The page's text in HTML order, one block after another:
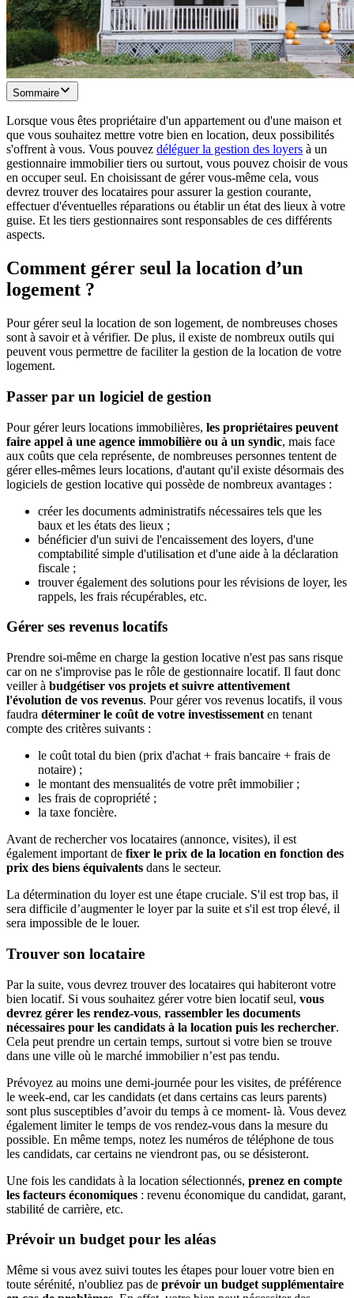
Sommaire
Lorsque vous êtes propriétaire d'un appartement ou d'une maison et
que vous souhaitez mettre votre bien en location, deux possibilités
s'offrent à vous. Vous pouvez déléguer la gestion des loyers à un
gestionnaire immobilier tiers ou surtout, vous pouvez choisir de vous
en occuper seul. En choisissant de gérer vous-même cela, vous
devrez trouver des locataires pour assurer la gestion courante,
effectuer d'éventuelles réparations ou établir un état des lieux à votre
guise. Et les tiers gestionnaires sont responsables de ces différents
aspects.
Comment gérer seul la location d’un
logement ?
Pour gérer seul la location de son logement, de nombreuses choses
sont à savoir et à vérifier. De plus, il existe de nombreux outils qui
peuvent vous permettre de faciliter la gestion de la location de votre
logement.
Passer par un logiciel de gestion
Pour gérer leurs locations immobilières, les propriétaires peuvent
faire appel à une agence immobilière ou à un syndic, mais face
aux coûts que cela représente, de nombreuses personnes tentent de
gérer elles-mêmes leurs locations, d'autant qu'il existe désormais des
logiciels de gestion locative qui possède de nombreux avantages :
créer les documents administratifs nécessaires tels que les
baux et les états des lieux ;
bénéficier d'un suivi de l'encaissement des loyers, d'une
comptabilité simple d'utilisation et d'une aide à la déclaration
fiscale ;
trouver également des solutions pour les révisions de loyer, les
rappels, les frais récupérables, etc.
Gérer ses revenus locatifs
Prendre soi-même en charge la gestion locative n'est pas sans risque
car on ne s'improvise pas le rôle de gestionnaire locatif. Il faut donc
veiller à budgétiser vos projets et suivre attentivement
l'évolution de vos revenus. Pour gérer vos revenus locatifs, il vous
faudra déterminer le coût de votre investissement en tenant
compte des critères suivants :
le coût total du bien (prix d'achat + frais bancaire + frais de
notaire) ;
le montant des mensualités de votre prêt immobilier ;
les frais de copropriété ;
la taxe foncière.
Avant de rechercher vos locataires (annonce, visites), il est
également important de fixer le prix de la location en fonction des
prix des biens équivalents dans le secteur.
La détermination du loyer est une étape cruciale. S'il est trop bas, il
sera difficile d’augmenter le loyer par la suite et s'il est trop élevé, il
sera impossible de le louer.
Trouver son locataire
Par la suite, vous devrez trouver des locataires qui habiteront votre
bien locatif. Si vous souhaitez gérer votre bien locatif seul, vous
devrez gérer les rendez-vous, rassembler les documents
nécessaires pour les candidats à la location puis les rechercher.
Cela peut prendre un certain temps, surtout si votre bien se trouve
dans une ville où le marché immobilier n’est pas tendu.
Prévoyez au moins une demi-journée pour les visites, de préférence
le week-end, car les candidats (et dans certains cas leurs parents)
sont plus susceptibles d’avoir du temps à ce moment- là. Vous devez
également limiter le temps de vos rendez-vous dans la mesure du
possible. En même temps, notez les numéros de téléphone de tous
les candidats, car certains ne viendront pas, ou se désisteront.
Une fois les candidats à la location sélectionnés, prenez en compte
les facteurs économiques : revenu économique du candidat, garant,
stabilité de carrière, etc.
Prévoir un budget pour les aléas
Même si vous avez suivi toutes les étapes pour louer votre bien en
toute sérénité, n'oubliez pas de prévoir un budget supplémentaire